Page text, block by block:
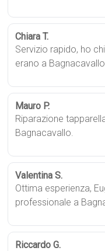
Chiara T.
Servizio rapido, ho
erano a Bagnacavallo.
Mauro P.
Riparazione
Bagnacavallo.
Valentina S.
Ottima esperienza,
professionale a
Riccardo G.